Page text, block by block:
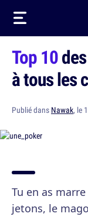
Top 10
à tous les
Publié dans Nawak, le
Tu en as
jetons, le